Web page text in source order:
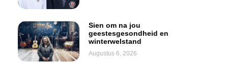
Sien om na jou
geestesgesondheid en
winterwelstand
Augustus 6, 2026